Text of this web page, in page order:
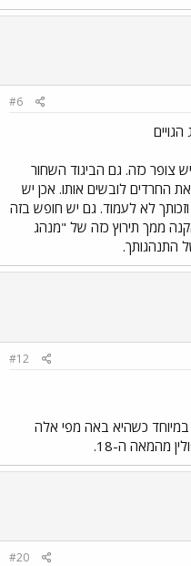
#6
צופר כזה. גם הביגוד השחור
החרדים לובשים אותו. אכן יש
לא לעמוד. גם יש חופש בזה
ממך תירוץ כזה של "מנהג
התנהגותך.
#12
כשהיא באה מפי אלה
מהמאה ה-18.
#20